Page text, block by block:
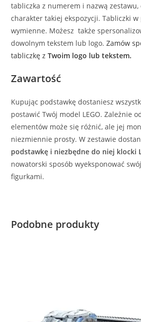
tabliczka z numerem i nazwą
charakter takiej ekspozycji. Tabliczki w
wymienne. Możesz także
dowolnym tekstem lub logo.Zamów
tabliczkę zTwoim logo lub tekstem.
Zawartość
Kupując podstawkę dostaniesz
postawić Twój model LEGO. Zależnie
elementów może się różnić, ale jej
niezmiennie prosty. W zestawie
podstawkę i niezbędne do niej klocki
nowatorski sposób wyeksponować
figurkami.
Podobne produkty